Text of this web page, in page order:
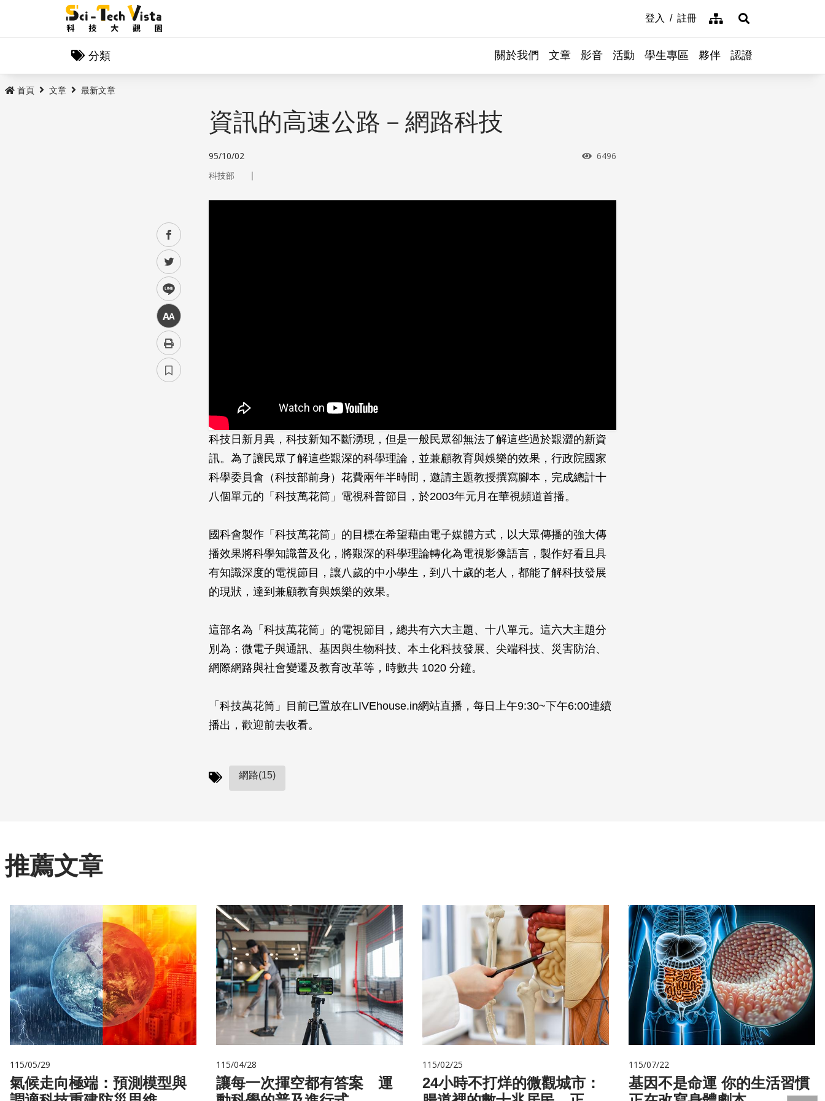
登入 註冊 網站導覽展開搜尋
分類 關於我們 文章 影音 活動 學生專區 夥伴 認證
首頁 文章 最新文章
facebook
twitter
line
中
資訊的高速公路－網路科技
95/10/02 瀏覽次數
6496
科技部 ｜
科技日新月異，科技新知不斷湧現，但是一般民眾卻無法了解這些過於艱澀的新資
訊。為了讓民眾了解這些艱深的科學理論，並兼顧教育與娛樂的效果，行政院國家
科學委員會（科技部前身）花費兩年半時間，邀請主題教授撰寫腳本，完成總計十
八個單元的「科技萬花筒」電視科普節目，於2003年元月在華視頻道首播。
國科會製作「科技萬花筒」的目標在希望藉由電子媒體方式，以大眾傳播的強大傳
播效果將科學知識普及化，將艱深的科學理論轉化為電視影像語言，製作好看且具
有知識深度的電視節目，讓八歲的中小學生，到八十歲的老人，都能了解科技發展
的現狀，達到兼顧教育與娛樂的效果。
這部名為「科技萬花筒」的電視節目，總共有六大主題、十八單元。這六大主題分
別為：微電子與通訊、基因與生物科技、本土化科技發展、尖端科技、災害防治、
網際網路與社會變遷及教育改革等，時數共 1020 分鐘。
「科技萬花筒」目前已置放在LIVEhouse.in網站直播，每日上午9:30~下午6:00連續
播出，歡迎前去收看。
網路(15)
推薦文章
115/05/29
氣候走向極端：預測模型與
115/04/28
讓每一次揮空都有答案 運
115/02/25
24小時不打烊的微觀城市：
115/07/22
基因不是命運 你的生活習慣